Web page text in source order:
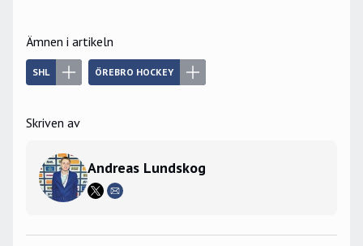
Ämnen i artikeln
SHL ÖREBRO HOCKEY
Skriven av
Andreas Lundskog